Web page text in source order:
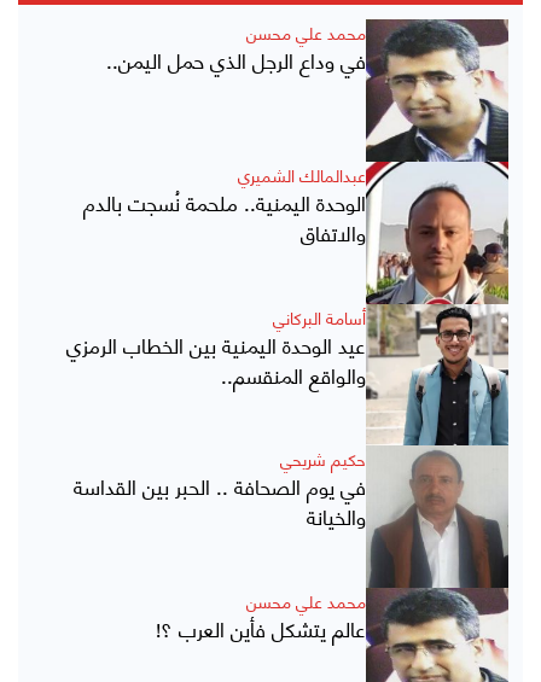
محمد علي محسن
في وداع الرجل الذي حمل اليمن..
عبدالمالك الشميري
الوحدة اليمنية.. ملحمة نُسجت بالدم
والاتفاق
أسامة البركاني
عيد الوحدة اليمنية بين الخطاب الرمزي
والواقع المنقسم..
حكيم شريحي
في يوم الصحافة .. الحبر بين القداسة
والخيانة
محمد علي محسن
عالم يتشكل فأين العرب ؟!